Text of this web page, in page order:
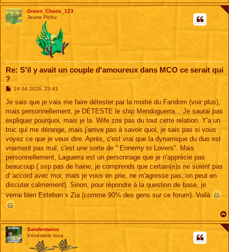
Green_Chaos_123
Jeune Pichu
Re: S'il y avait un couple d'amoureux dans MCO ce serait qui
?
M
s
a
g
e
24 04 2026, 23:41
Je sais que je vais me faire détester par la moitié du Fandom (voir plus),
mais personnellement, je DÉTESTE le ship Mendoguerra... Je saurai pas
expliquer pourquoi, mais je la. Wife zns pas du tout cette relation. Y'a un
truc qui me dérange, mais j'arrive pas à savoir quoi, je sais pas si vous
voyez ce que je veux dire. Après, c'est vrai que la dynamique du duo est
vraiment pas mal, c'est une sorte de '' Ennemy to Lovers''. Mais
personnellement, Laguerra est un personnage que je n'apprécie pas
beaucoup ( svp pas de haine, je comprends que certain(e)s ne soient pas
d' accord avec moi, mais je vous en prie, ne m'agresse pas, on peut en
discuter calmement). Sinon, pour répondre à la question de base, je
verrai bien Esteban x Zia (comme 90% des gens sur ce forum). Voilà
Sandentwins
Vénérable Inca